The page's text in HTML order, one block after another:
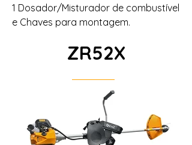
1 Dosador/Misturador de combustível
e Chaves para montagem.
ZR52X